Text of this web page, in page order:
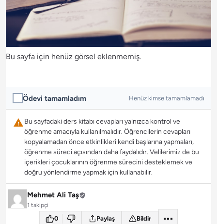
Bu sayfa için henüz görsel eklenmemiş.
Ödevi tamamladım Henüz kimse tamamlamadı
Bu sayfadaki ders kitabı cevapları yalnızca kontrol ve
öğrenme amacıyla kullanılmalıdır. Öğrencilerin cevapları
kopyalamadan önce etkinlikleri kendi başlarına yapmaları,
öğrenme süreci açısından daha faydalıdır. Velilerimiz de bu
içerikleri çocuklarının öğrenme sürecini desteklemek ve
doğru yönlendirme yapmak için kullanabilir.
Mehmet Ali Taş
1 takipçi
0 Paylaş Bildir